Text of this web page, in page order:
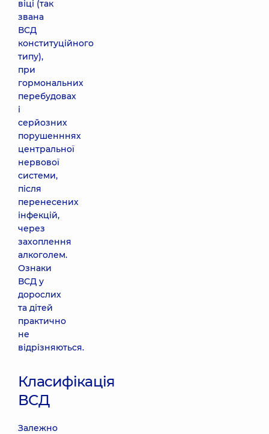
віці (так
звана
ВСД
конституційного
типу),
при
гормональних
перебудовах
і
серйозних
порушенннях
центральної
нервової
системи,
після
перенесених
інфекцій,
через
захоплення
алкоголем.
Ознаки
ВСД у
дорослих
та дітей
практично
не
відрізняються.
Класифікація
ВСД
Залежно